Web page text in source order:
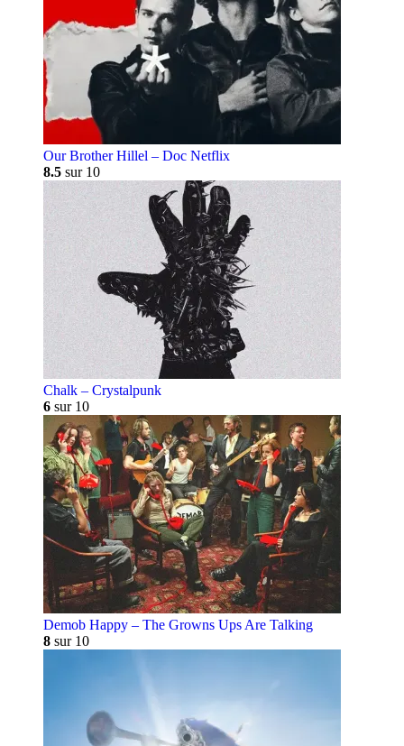
Our Brother Hillel – Doc Netflix
8.5 sur 10
Chalk – Crystalpunk
6 sur 10
Demob Happy – The Growns Ups Are Talking
8 sur 10